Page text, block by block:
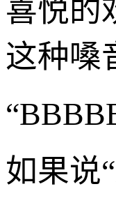
喜悦的
这种嗓
如果说